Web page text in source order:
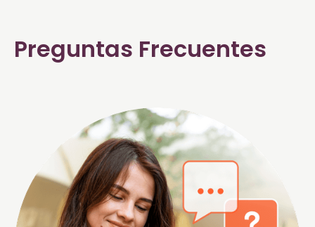
Preguntas Frecuentes